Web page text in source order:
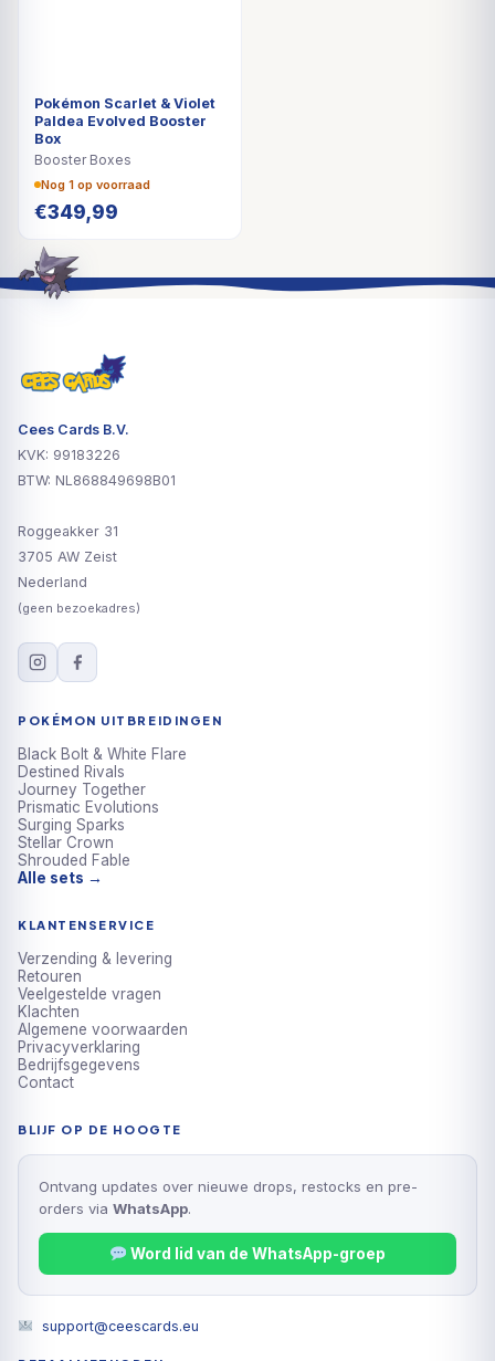
Pokémon Scarlet & Violet
Paldea Evolved Booster
Box
Booster Boxes
Nog 1 op voorraad
€349,99
Cees Cards B.V.
KVK: 99183226
BTW: NL868849698B01
Roggeakker 31
3705 AW Zeist
Nederland
(geen bezoekadres)
POKÉMON UITBREIDINGEN
Black Bolt & White Flare
Destined Rivals
Journey Together
Prismatic Evolutions
Surging Sparks
Stellar Crown
Shrouded Fable
Alle sets →
KLANTENSERVICE
Verzending & levering
Retouren
Veelgestelde vragen
Klachten
Algemene voorwaarden
Privacyverklaring
Bedrijfsgegevens
Contact
BLIJF OP DE HOOGTE
Ontvang updates over nieuwe drops, restocks en pre-
orders via WhatsApp.
Word lid van de WhatsApp-groep
support@ceescards.eu